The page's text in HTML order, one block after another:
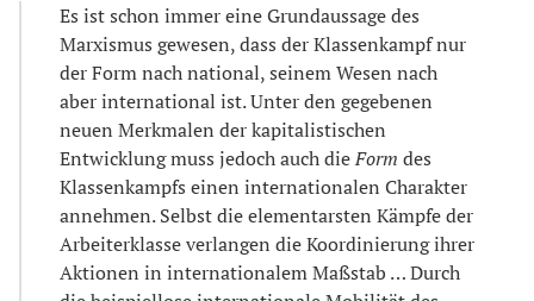
Es ist schon immer eine Grundaussage des
Marxismus gewesen, dass der Klassenkampf nur
der Form nach national, seinem Wesen nach
aber international ist. Unter den gegebenen
neuen Merkmalen der kapitalistischen
Entwicklung muss jedoch auch dieForm des
Klassenkampfs einen internationalen Charakter
annehmen. Selbst die elementarsten Kämpfe der
Arbeiterklasse verlangen die Koordinierung ihrer
Aktionen in internationalem Maßstab … Durch